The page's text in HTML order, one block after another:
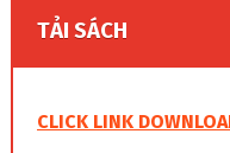
TẢI SÁCH
CLICK LINK